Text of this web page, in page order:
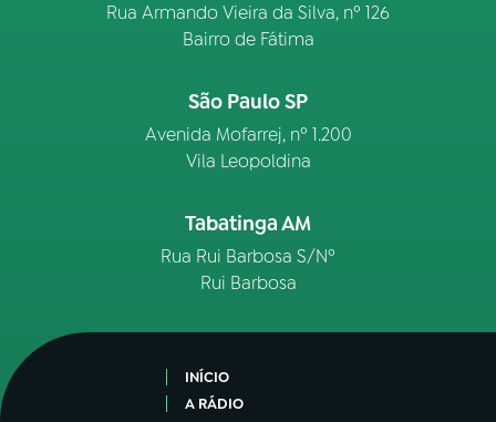
Rua Armando Vieira da Silva, nº 126
Bairro de Fátima
São Paulo SP
Avenida Mofarrej, nº 1.200
Vila Leopoldina
Tabatinga AM
Rua Rui Barbosa S/Nº
Rui Barbosa
INÍCIO
A RÁDIO